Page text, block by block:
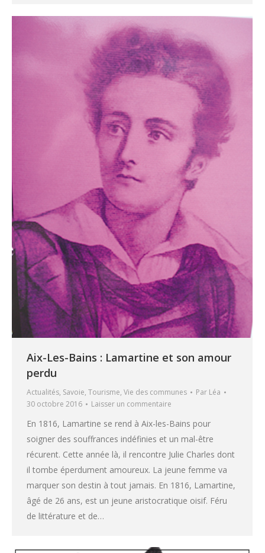
Aix-Les-Bains : Lamartine et son amour
perdu
Actualités, Savoie, Tourisme, Vie des communes Par Léa
30 octobre 2016
Laisser un commentaire
En 1816, Lamartine se rend à Aix-les-Bains pour
soigner des souffrances indéfinies et un mal-être
récurent. Cette année là, il rencontre Julie Charles dont
il tombe éperdument amoureux. La jeune femme va
marquer son destin à tout jamais. En 1816, Lamartine,
âgé de 26 ans, est un jeune aristocratique oisif. Féru
de littérature et de…